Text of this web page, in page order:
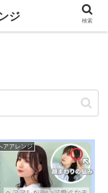
アアレンジ
ジ 検索